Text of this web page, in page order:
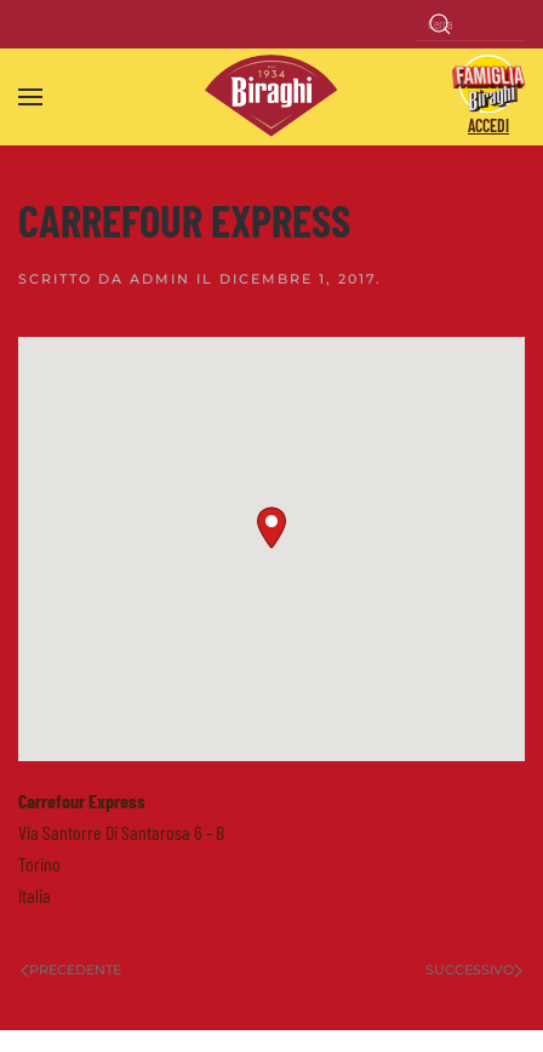
Skip to main content
ACCEDI
CARREFOUR EXPRESS
SCRITTO DA ADMIN IL DICEMBRE 1, 2017.
Carrefour Express
Via Santorre Di Santarosa 6 - B
Torino
Italia
PRECEDENTE SUCCESSIVO